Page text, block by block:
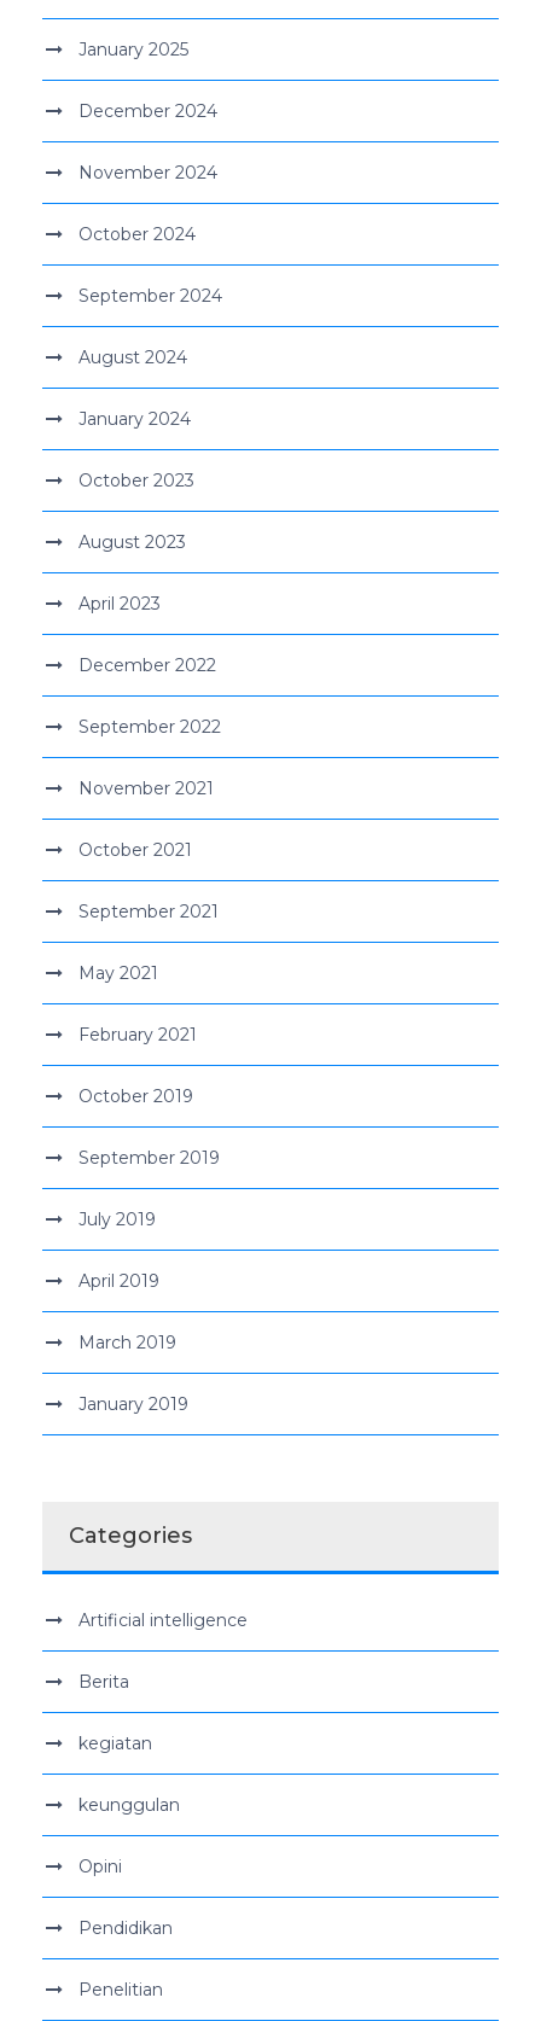
January 2025
December 2024
November 2024
October 2024
September 2024
August 2024
January 2024
October 2023
August 2023
April 2023
December 2022
September 2022
November 2021
October 2021
September 2021
May 2021
February 2021
October 2019
September 2019
July 2019
April 2019
March 2019
January 2019
Categories
Artificial intelligence
Berita
kegiatan
keunggulan
Opini
Pendidikan
Penelitian